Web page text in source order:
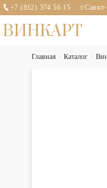
+7 (812) 374 56 15
ВИНКАРТ
Главная Каталог